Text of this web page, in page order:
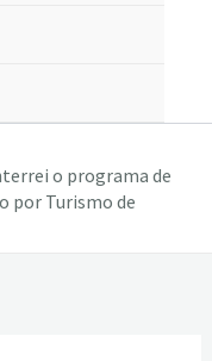
o programa de
por Turismo de